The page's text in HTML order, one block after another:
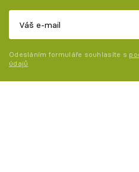
Odesláním formuláře souhlasíte s
údajů